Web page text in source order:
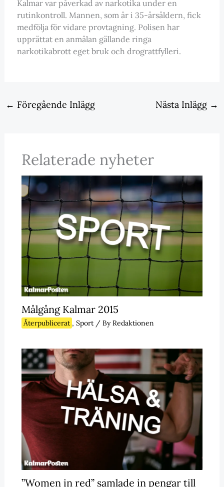
Kalmar var påverkad av narkotika under en
rutinkontroll. Mannen, som är i 35-årsåldern, fick
medfölja för vidare provtagning. Polisen har
upprättat en anmälan gällande ringa
narkotikabrott eget bruk och drograttfylleri.
← Föregående Inlägg Nästa Inlägg →
Relaterade nyheter
Målgång Kalmar 2015
Återpublicerat , Sport/ ByRedaktionen
”Women in red” samlade in pengar till